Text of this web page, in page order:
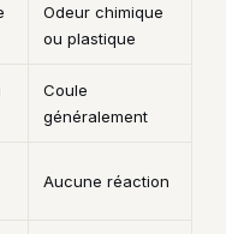
Odeur chimique
ou plastique
Coule
généralement
Aucune réaction